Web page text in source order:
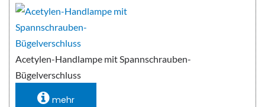
Acetylen-Handlampe mit Spannschrauben-
Bügelverschluss
mehr